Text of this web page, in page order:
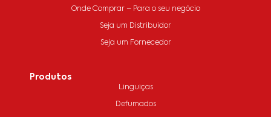
Onde Comprar – Para o seu negócio
Seja um Distribuidor
Seja um Fornecedor
Produtos
Linguiças
Defumados